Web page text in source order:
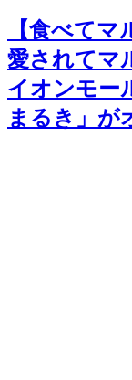
【食べて
愛されてマ
イオンモー
まるき」が